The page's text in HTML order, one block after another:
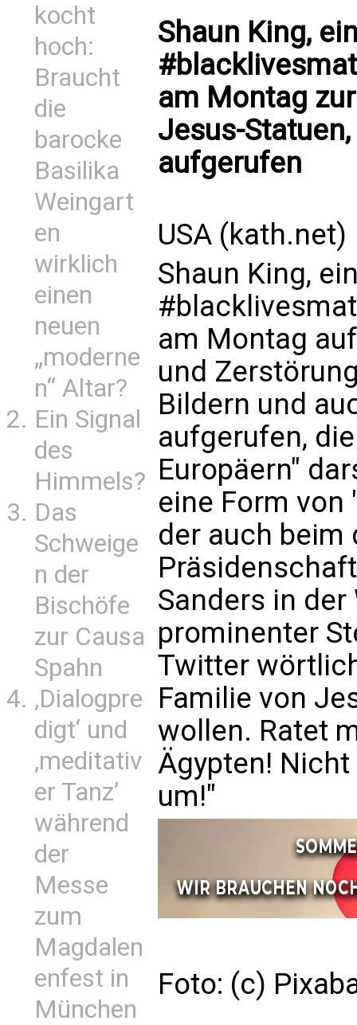
kocht
hoch:
Braucht
die
barocke
Basilika
Weingart
en
wirklich
einen
neuen
„moderne
n“ Altar?
Ein Signal
des
Himmels?
Das
Schweige
n der
Bischöfe
zur Causa
Spahn
‚Dialogpre
digt‘ und
‚meditativ
er Tanz’
während
der
Messe
zum
Magdalen
enfest in
München
Shaun King,
am Montag
Jesus-
aufgerufen
USA (kath.net)
Shaun King,
am Montag
und
Bildern und
aufgerufen,
Europäern"
eine Form von
der auch beim
Sanders in
prominenter
Twitter
Familie von
wollen. Ratet
Ägypten!
um!"
Foto: (c)